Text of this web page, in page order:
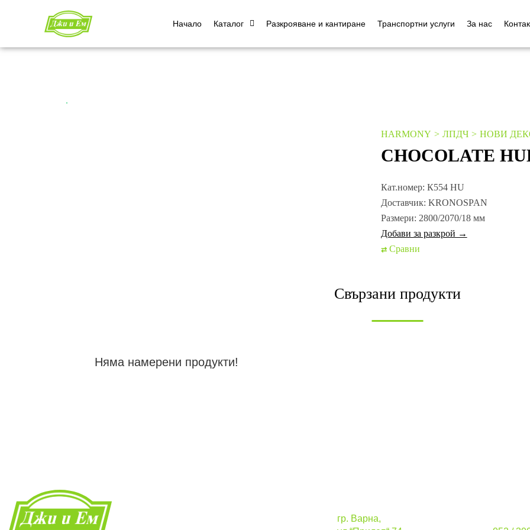
Начало Каталог Разкрояване и кантиране Транспортни услуги За нас
HARMONY ЛПДЧ НОВИ
CHOCOLATE
Кат.номер: К554 HU
Доставчик: KRONOSPAN
Размери: 2800/2070/18 мм
Добави за разкрой →
⇄Сравни
Свързани продукти
Няма намерени продукти!
гр. Варна,